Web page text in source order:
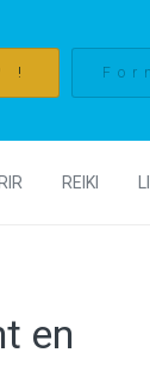
!
REIKI
en